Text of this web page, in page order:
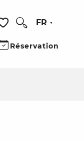
Voir les favoris
FR
Réservation